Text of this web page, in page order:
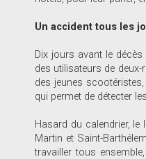
Un accident tous les
Dix jours avant le
des utilisateurs de
des jeunes
qui permet de détecter
Hasard du calendrier,
Martin et Saint-
travailler tous